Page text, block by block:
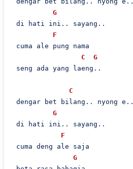
G
di hati ini.. sayang..
F
cuma ale pung nama
C
G
seng ada yang laeng..
C
dengar bet bilang.. nyong e..
G
di hati ini.. sayang..
F
cuma deng ale saja
G